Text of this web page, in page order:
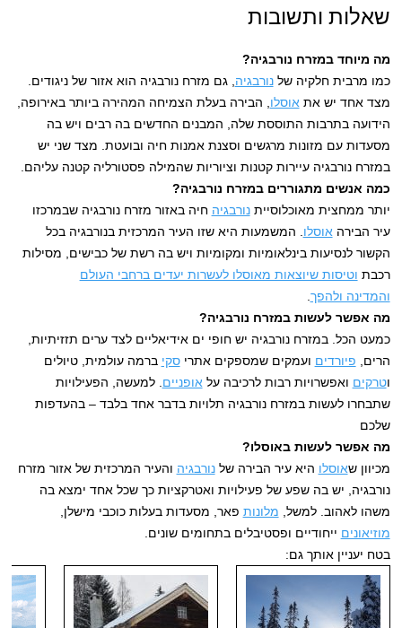
שאלות ותשובות
מה מיוחד במזרח נורבגיה?
כמו מרבית חלקיה שלנורבגיה, גם מזרח נורבגיה הוא אזור של ניגודים.
מצד אחד יש אתאוסלו, הבירה בעלת הצמיחה המהירה ביותר באירופה,
הידועה בתרבות התוססת שלה, המבנים החדשים בה רבים ויש בה
מסעדות עם מזונות מרגשים וסצנת אמנות חיה ובועטת. מצד שני יש
במזרח נורבגיה עיירות קטנות וציוריות שהמילה פסטורליה קטנה עליהם.
כמה אנשים מתגוררים במזרח נורבגיה?
יותר ממחצית מאוכלוסייתנורבגיה חיה באזור מזרח נורבגיה שבמרכזו
עיר הבירהאוסלו. המשמעות היא שזו העיר המרכזית בנורבגיה בכל
הקשור לנסיעות בינלאומיות ומקומיות ויש בה רשת של כבישים, מסילות
רכבת וטיסות שיוצאות מאוסלו לעשרות יעדים ברחבי העולם
והמדינה ולהפך.
מה אפשר לעשות במזרח נורבגיה?
כמעט הכל. במזרח נורבגיה יש חופי ים אידיאליים לצד ערים תזזיתיות,
הרים, פיורדים ועמקים שמספקים אתריסקי ברמה עולמית, טיולים
וטרקים ואפשרויות רבות לרכיבה עלאופניים. למעשה, הפעילויות
שתבחרו לעשות במזרח נורבגיה תלויות בדבר אחד בלבד – בהעדפות
שלכם
מה אפשר לעשות באוסלו?
מכיוון שאוסלו היא עיר הבירה שלנורבגיה והעיר המרכזית של אזור מזרח
נורבגיה, יש בה שפע של פעילויות ואטרקציות כך שכל אחד ימצא בה
משהו לאהוב. למשל, מלונות פאר, מסעדות בעלות כוכבי מישלן,
מוזיאונים ייחודיים ופסטיבלים בתחומים שונים.
בטח יעניין אותך גם: